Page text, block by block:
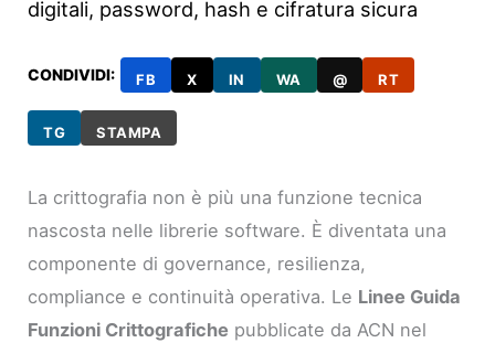
digitali, password, hash e cifratura sicura
CONDIVIDI: FB X IN WA @ RT
TG STAMPA
La crittografia non è più una funzione tecnica
nascosta nelle librerie software. È diventata una
componente di governance, resilienza,
compliance e continuità operativa. Le Linee Guida
Funzioni Crittografiche pubblicate da ACN nel